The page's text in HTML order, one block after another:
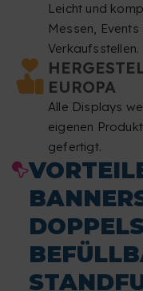
Typografie:
Pfade konvertiert
Minimale
Minimale
Überdrucken
Dateiprüfung: Wir
oder
Vorlage: Um Ihre
Leicht und
Messen,
Verkaufsstellen.
EUROPA
Alle Displays
eigenen
gefertigt.